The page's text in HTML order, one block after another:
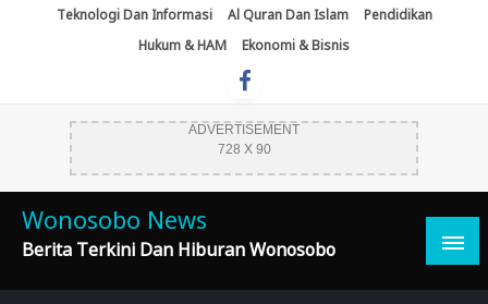
Teknologi Dan Informasi Al Quran Dan Islam
Pendidikan
Hukum & HAM
Ekonomi & Bisnis
ADVERTISEMENT
728 X 90
Wonosobo News
Berita Terkini Dan Hiburan Wonosobo